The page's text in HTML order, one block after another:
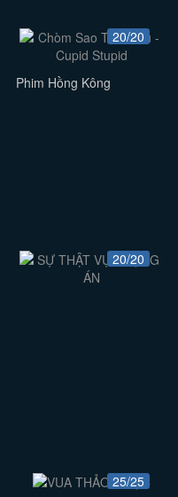
20/20
Phim Hồng Kông
20/20
25/25